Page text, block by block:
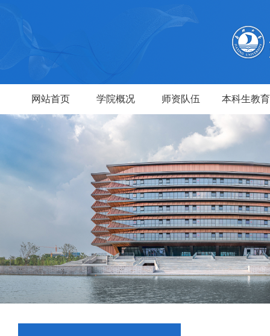
网站首页 学院概况 师资队伍 本科生教育